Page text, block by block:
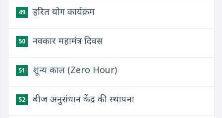
49 हरित योग कार्यक्रम
50 नवकार महामंत्र दिवस
51 शून्य काल (Zero Hour)
52 बीज अनुसंधान केंद्र की स्थापना